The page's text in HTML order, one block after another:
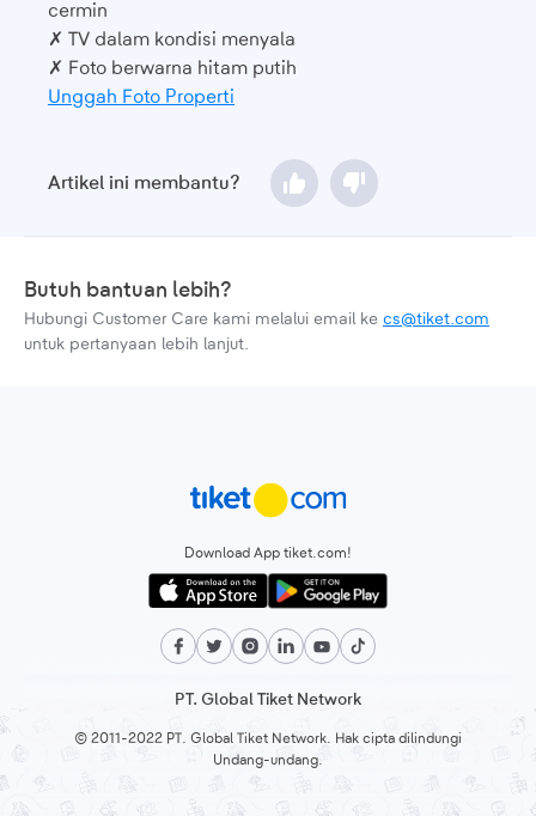
cermin
✗ TV dalam kondisi menyala
✗ Foto berwarna hitam putih
Unggah Foto Properti
Artikel ini membantu?
Butuh bantuan lebih?
Hubungi Customer Care kami melalui email ke cs@tiket.com
untuk pertanyaan lebih lanjut.
Download App tiket.com!
PT. Global Tiket Network
© 2011-2022 PT. Global Tiket Network. Hak cipta dilindungi
Undang-undang.